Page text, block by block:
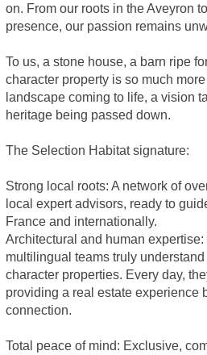
on. From our roots in the Aveyron
presence, our passion remains
To us, a stone house, a barn ripe
character property is so much
landscape coming to life, a vision
heritage being passed down.
The Selection Habitat signature:
Strong local roots: A network of
local expert advisors, ready to
France and internationally.
Architectural and human
multilingual teams truly
character properties. Every day,
providing a real estate experience
connection.
Total peace of mind: Exclusive,